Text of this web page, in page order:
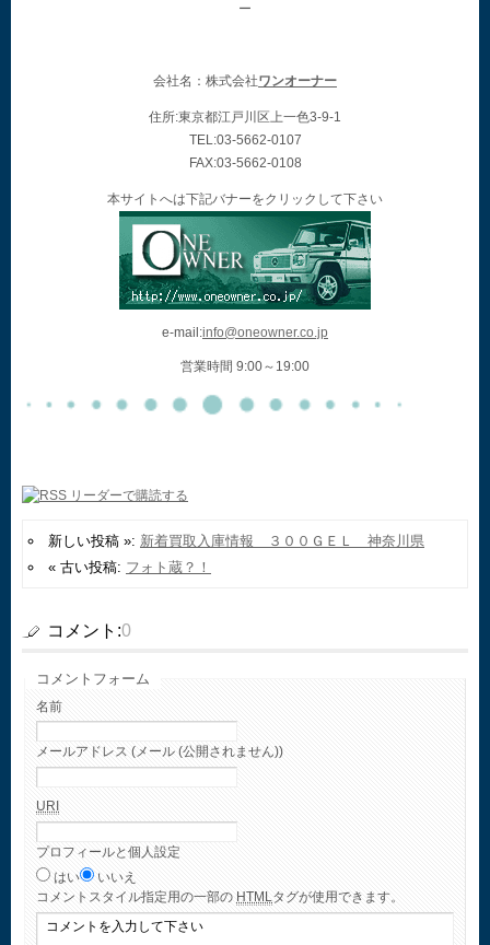
ー
会社名：株式会社ワンオーナー
住所:東京都江戸川区上一色3-9-1
TEL:03-5662-0107
FAX:03-5662-0108
本サイトへは下記バナーをクリックして下さい
e-mail:info@oneowner.co.jp
営業時間 9:00～19:00
新しい投稿 »: 新着買取入庫情報 ３００ＧＥＬ 神奈川県
« 古い投稿: フォト蔵？！
コメント:0
コメントフォーム
名前
メールアドレス (メール (公開されません))
URI
プロフィールと個人設定
はい
いいえ
コメント スタイル指定用の一部の HTMLタグが使用できます。